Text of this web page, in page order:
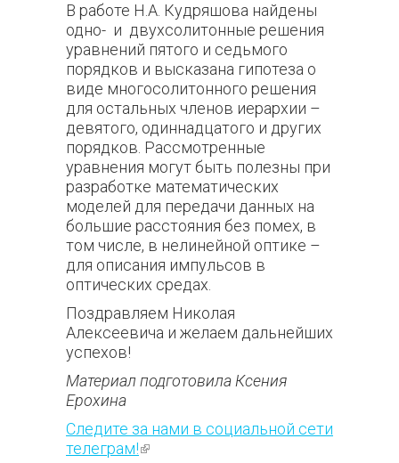
В работе Н.А. Кудряшова найдены
одно- и двухсолитонные решения
уравнений пятого и седьмого
порядков и высказана гипотеза о
виде многосолитонного решения
для остальных членов иерархии –
девятого, одиннадцатого и других
порядков. Рассмотренные
уравнения могут быть полезны при
разработке математических
моделей для передачи данных на
большие расстояния без помех, в
том числе, в нелинейной оптике –
для описания импульсов в
оптических средах.
Поздравляем Николая
Алексеевича и желаем дальнейших
успехов!
Материал подготовила Ксения
Ерохина
Следите за нами в социальной сети
телеграм!(внешняя ссылка)